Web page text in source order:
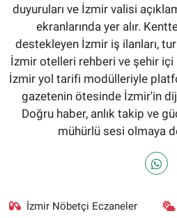
duyuruları ve İzmir valisi
ekranlarında yer alır.
destekleyen İzmir iş ilanları,
İzmir otelleri rehberi ve şehir içi
İzmir yol tarifi modülleriyle
gazetenin ötesinde İzmir'in
Doğru haber, anlık takip ve
mühürlü sesi olmaya
İzmir Nöbetçi Eczaneler